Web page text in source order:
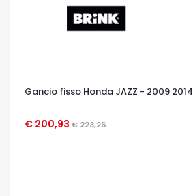
Gancio fisso Honda JAZZ - 2009 2014
€ 200,93 € 223,26
OCCHIATA VELOCE